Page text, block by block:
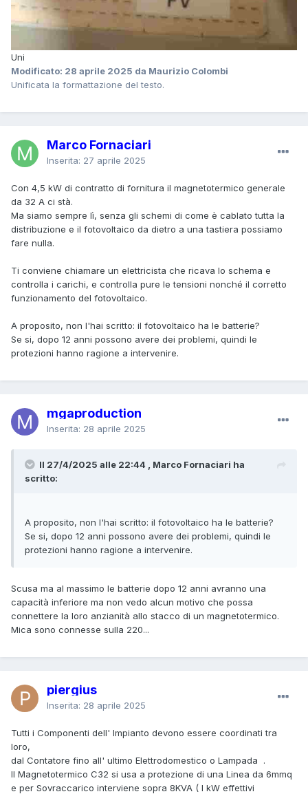
Uni
Modificato: 28 aprile 2025 da Maurizio Colombi
Unificata la formattazione del testo.
Marco Fornaciari
Inserita: 27 aprile 2025
Con 4,5 kW di contratto di fornitura il magnetotermico generale
da 32 A ci stà.
Ma siamo sempre lì, senza gli schemi di come è cablato tutta la
distribuzione e il fotovoltaico da dietro a una tastiera possiamo
fare nulla.
Ti conviene chiamare un elettricista che ricava lo schema e
controlla i carichi, e controlla pure le tensioni nonché il corretto
funzionamento del fotovoltaico.
A proposito, non l'hai scritto: il fotovoltaico ha le batterie?
Se si, dopo 12 anni possono avere dei problemi, quindi le
protezioni hanno ragione a intervenire.
mgaproduction
Inserita: 28 aprile 2025
Il 27/4/2025 alle 22:44 , Marco Fornaciari ha
scritto:
A proposito, non l'hai scritto: il fotovoltaico ha le batterie?
Se si, dopo 12 anni possono avere dei problemi, quindi le
protezioni hanno ragione a intervenire.
Scusa ma al massimo le batterie dopo 12 anni avranno una
capacità inferiore ma non vedo alcun motivo che possa
connettere la loro anzianità allo stacco di un magnetotermico.
Mica sono connesse sulla 220...
piergius
Inserita: 28 aprile 2025
Tutti i Componenti dell' Impianto devono essere coordinati tra
loro,
dal Contatore fino all' ultimo Elettrodomestico o Lampada .
Il Magnetotermico C32 si usa a protezione di una Linea da 6mmq
e per Sovraccarico interviene sopra 8KVA ( I kW effettivi